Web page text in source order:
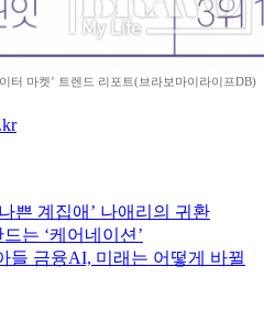
터 마켓’ 트렌드 리포트(브라보마이라이프DB)
쁜 계집애’ 나애리의 귀환
는 ‘케어네이션’
들 금융AI, 미래는 어떻게 바뀔